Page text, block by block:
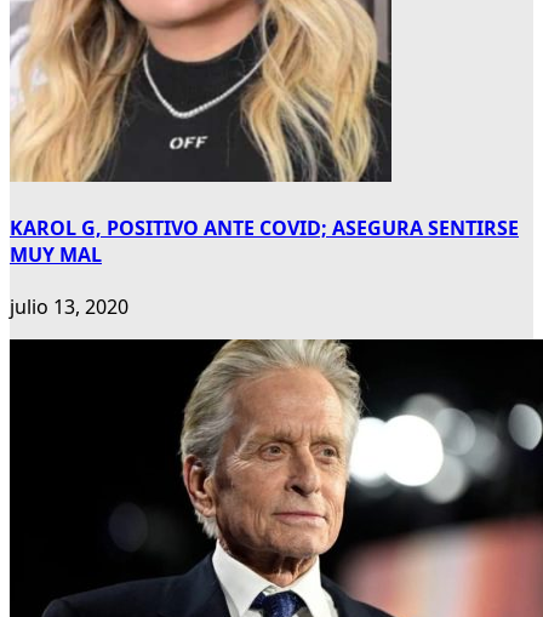
KAROL G, POSITIVO ANTE COVID; ASEGURA SENTIRSE
MUY MAL
julio 13, 2020